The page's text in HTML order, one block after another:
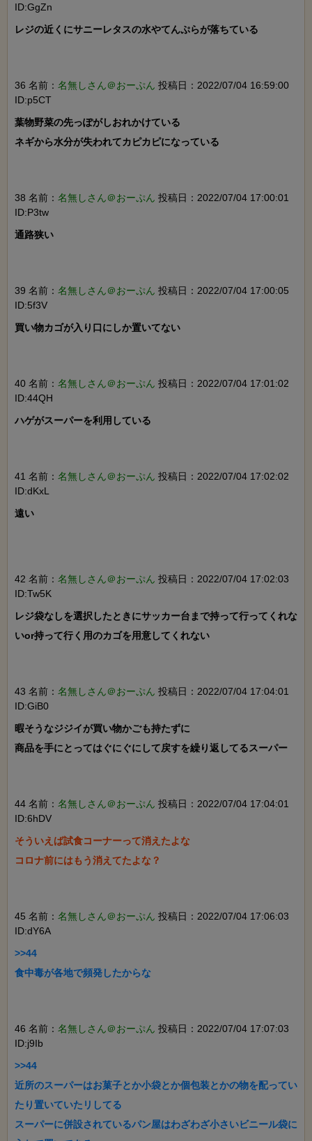
ID:GgZn
レジの近くにサニーレタスの水やてんぷらが落ちている
36 名前： 名無しさん＠おーぷん 投稿日：2022/07/04 16:59:00
ID:p5CT
葉物野菜の先っぽがしおれかけている
ネギから水分が失われてカピカピになっている
38 名前： 名無しさん＠おーぷん 投稿日：2022/07/04 17:00:01
ID:P3tw
通路狭い
39 名前： 名無しさん＠おーぷん 投稿日：2022/07/04 17:00:05
ID:5f3V
買い物カゴが入り口にしか置いてない
40 名前： 名無しさん＠おーぷん 投稿日：2022/07/04 17:01:02
ID:44QH
ハゲがスーパーを利用している
41 名前： 名無しさん＠おーぷん 投稿日：2022/07/04 17:02:02
ID:dKxL
遠い
42 名前： 名無しさん＠おーぷん 投稿日：2022/07/04 17:02:03
ID:Tw5K
レジ袋なしを選択したときにサッカー台まで持って行ってくれな
いor持って行く用のカゴを用意してくれない
43 名前： 名無しさん＠おーぷん 投稿日：2022/07/04 17:04:01
ID:GiB0
暇そうなジジイが買い物かごも持たずに
商品を手にとってはぐにぐにして戻すを繰り返してるスーパー
44 名前： 名無しさん＠おーぷん 投稿日：2022/07/04 17:04:01
ID:6hDV
そういえば試食コーナーって消えたよな
コロナ前にはもう消えてたよな？
45 名前： 名無しさん＠おーぷん 投稿日：2022/07/04 17:06:03
ID:dY6A
>>44
食中毒が各地で頻発したからな
46 名前： 名無しさん＠おーぷん 投稿日：2022/07/04 17:07:03
ID:j9Ib
>>44
近所のスーパーはお菓子とか小袋とか個包装とかの物を配ってい
たり置いていたリしてる
スーパーに併設されているパン屋はわざわざ小さいビニール袋に